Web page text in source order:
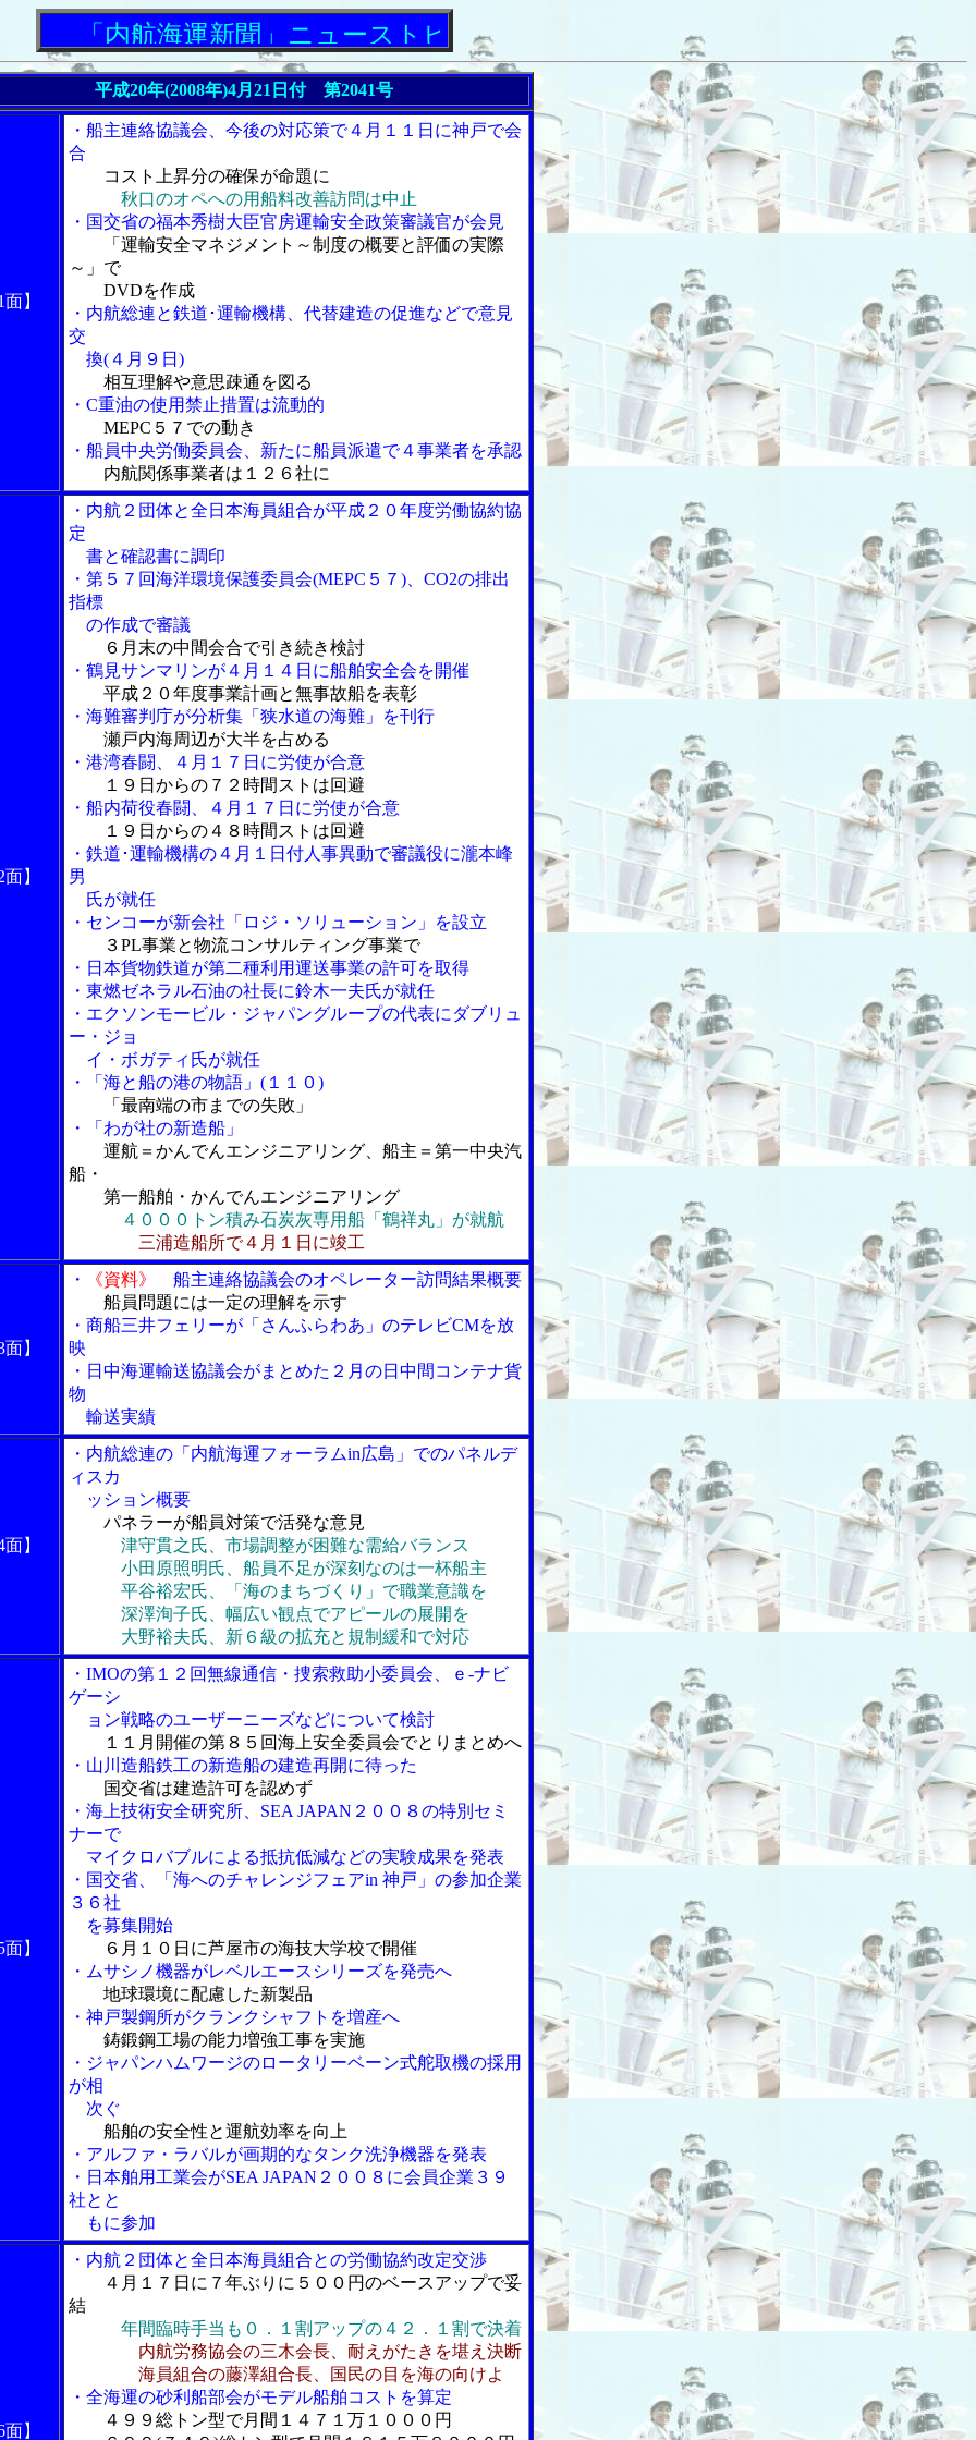
「内航海運新聞」ニューストピックス
平成20年(2008年)4月21日付 第2041号
】
・船主連絡協議会、今後の対応策で４月１１日に神戸で会
合
コスト上昇分の確保が命題に
秋口のオペへの用船料改善訪問は中止
・国交省の福本秀樹大臣官房運輸安全政策審議官が会見
「運輸安全マネジメント～制度の概要と評価の実際
～」で
DVDを作成
・内航総連と鉄道･運輸機構、代替建造の促進などで意見
交
換(４月９日)
相互理解や意思疎通を図る
・C重油の使用禁止措置は流動的
MEPC５７での動き
・船員中央労働委員会、新たに船員派遣で４事業者を承認
内航関係事業者は１２６社に
】
・内航２団体と全日本海員組合が平成２０年度労働協約協
定
書と確認書に調印
・第５７回海洋環境保護委員会(MEPC５７)、CO2の排出
指標
の作成で審議
６月末の中間会合で引き続き検討
・鶴見サンマリンが４月１４日に船舶安全会を開催
平成２０年度事業計画と無事故船を表彰
・海難審判庁が分析集「狭水道の海難」を刊行
瀬戸内海周辺が大半を占める
・港湾春闘、４月１７日に労使が合意
１９日からの７２時間ストは回避
・船内荷役春闘、４月１７日に労使が合意
１９日からの４８時間ストは回避
・鉄道･運輸機構の４月１日付人事異動で審議役に瀧本峰
男
氏が就任
・センコーが新会社「ロジ・ソリューション」を設立
３PL事業と物流コンサルティング事業で
・日本貨物鉄道が第二種利用運送事業の許可を取得
・東燃ゼネラル石油の社長に鈴木一夫氏が就任
・エクソンモービル・ジャパングループの代表にダブリュ
ー・ジョ
イ・ボガティ氏が就任
・「海と船の港の物語」(１１０)
「最南端の市までの失敗」
・
「わが社の新造船」
運航＝かんでんエンジニアリング、船主＝第一中央汽
船・
第一船舶・かんでんエンジニアリング
４０００トン積み石炭灰専用船「鶴祥丸」が就航
三浦造船所で４月１日に竣工
】
・ 《資料》
船主連絡協議会のオペレーター訪問結果概要
船員問題には一定の理解を示す
・商船三井フェリーが「さんふらわあ」のテレビCMを放
映
・日中海運輸送協議会がまとめた２月の日中間コンテナ貨
物
輸送実績
】
・内航総連の「内航海運フォーラムin広島」でのパネルデ
ィスカ
ッション概要
パネラーが船員対策で活発な意見
津守貫之氏、市場調整が困難な需給バランス
小田原照明氏、船員不足が深刻なのは一杯船主
平谷裕宏氏、「海のまちづくり」で職業意識を
深澤洵子氏、幅広い観点でアピールの展開を
大野裕夫氏、新６級の拡充と規制緩和で対応
】
・IMOの第１２回無線通信・捜索救助小委員会、ｅ-ナビ
ゲーシ
ョン戦略のユーザーニーズなどについて検討
１１月開催の第８５回海上安全委員会でとりまとめへ
・山川造船鉄工の新造船の建造再開に待った
国交省は建造許可を認めず
・海上技術安全研究所、SEA JAPAN２００８の特別セミ
ナーで
マイクロバブルによる抵抗低減などの実験成果を発表
・国交省、「海へのチャレンジフェアin 神戸」の参加企業
３６社
を募集開始
６月１０日に芦屋市の海技大学校で開催
・ムサシノ機器がレベルエースシリーズを発売へ
地球環境に配慮した新製品
・神戸製鋼所がクランクシャフトを増産へ
鋳鍛鋼工場の能力増強工事を実施
・ジャパンハムワージのロータリーベーン式舵取機の採用
が相
次ぐ
船舶の安全性と運航効率を向上
・アルファ・ラバルが画期的なタンク洗浄機器を発表
・日本舶用工業会がSEA JAPAN２００８に会員企業３９
社とと
もに参加
】
・内航２団体と全日本海員組合との労働協約改定交渉
４月１７日に７年ぶりに５００円のベースアップで妥
結
年間臨時手当も０．１割アップの４２．１割で決着
内航労務協会の三木会長、耐えがたきを堪え決断
海員組合の藤澤組合長、国民の目を海の向けよ
・全海運の砂利船部会がモデル船舶コストを算定
４９９総トン型で月間１４７１万１０００円